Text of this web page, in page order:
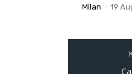
Milan - 19